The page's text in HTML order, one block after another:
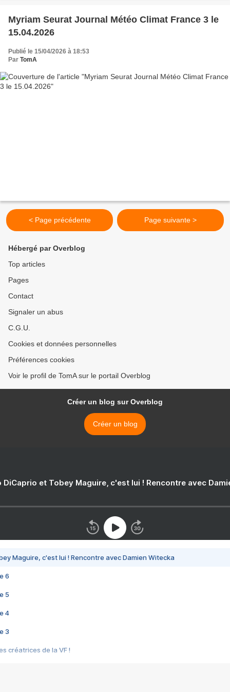
Myriam Seurat Journal Météo Climat France 3 le
15.04.2026
Publié le 15/04/2026 à 18:53
Par TomA
< Page précédente Page suivante >
Hébergé par Overblog
Top articles
Pages
Contact
Signaler un abus
C.G.U.
Cookies et données personnelles
Préférences cookies
Voir le profil de TomA sur le portail Overblog
Créer un blog sur Overblog
Créer un blog
DiCaprio et Tobey Maguire, c'est lui ! Rencontre avec
Maguire, c'est lui ! Rencontre avec Damien Witecka
6
5
4
3
créatrices de la VF !